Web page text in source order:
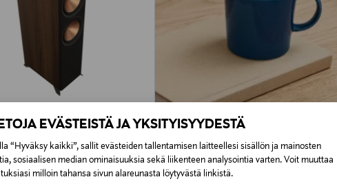
EVÄSTEISTÄ JA YKSITYISYYDESTÄ
“Hyväksy kaikki”, sallit evästeiden tallentamisen laitteellesi sisällön ja mainosten
sosiaalisen median ominaisuuksia sekä liikenteen analysointia varten. Voit muuttaa
milloin tahansa sivun alareunasta löytyvästä linkistä.
II Lattiakaiutin Pähkinäpuu